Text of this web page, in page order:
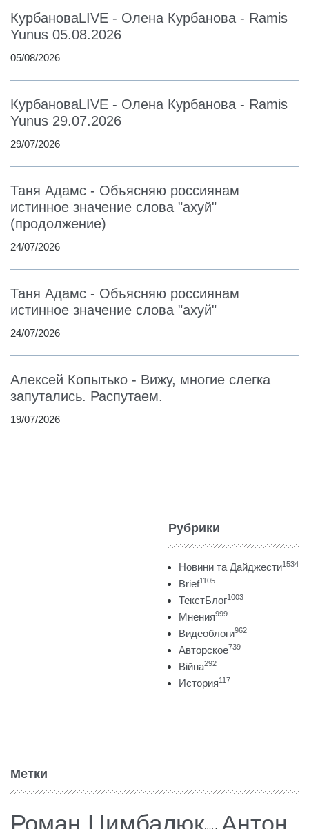
КурбановаLIVE - Олена Курбанова - Ramis
Yunus 05.08.2026
05/08/2026
КурбановаLIVE - Олена Курбанова - Ramis
Yunus 29.07.2026
29/07/2026
Таня Адамс - Объясняю россиянам
истинное значение слова "ахуй"
(продолжение)
24/07/2026
Таня Адамс - Объясняю россиянам
истинное значение слова "ахуй"
24/07/2026
Алексей Копытько - Вижу, многие слегка
запутались. Распутаем.
19/07/2026
Рубрики
Новини та Дайджести1534
Brief1105
ТекстБлог1003
Мнения999
Видеоблоги962
Авторское739
Війна292
История117
Метки
Роман Цимбалюк
Антон